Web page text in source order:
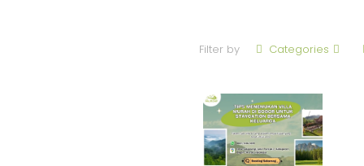
Filter by Categories